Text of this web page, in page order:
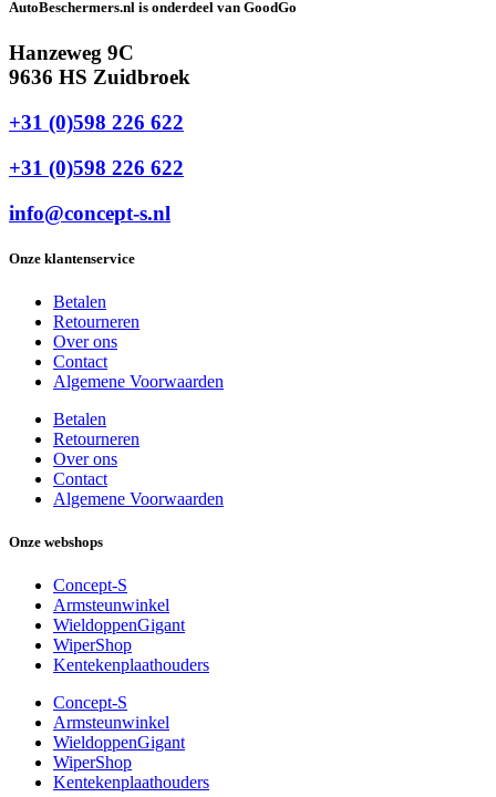
AutoBeschermers.nl is onderdeel van GoodGo
Hanzeweg 9C
9636 HS Zuidbroek
+31 (0)598 226 622
+31 (0)598 226 622
info@concept-s.nl
Onze klantenservice
Betalen
Retourneren
Over ons
Contact
Algemene Voorwaarden
Betalen
Retourneren
Over ons
Contact
Algemene Voorwaarden
Onze webshops
Concept-S
Armsteunwinkel
WieldoppenGigant
WiperShop
Kentekenplaathouders
Concept-S
Armsteunwinkel
WieldoppenGigant
WiperShop
Kentekenplaathouders